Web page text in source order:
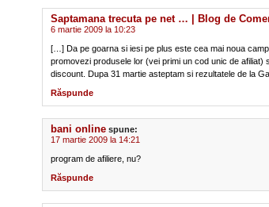
Saptamana trecuta pe net … | Blog de
6 martie 2009 la 10:23
[…] Da pe goarna si iesi pe plus este cea mai noua
promovezi produsele lor (vei primi un cod unic de
discount. Dupa 31 martie asteptam si rezultatele de la
Răspunde
bani online spune:
17 martie 2009 la 14:21
program de afiliere, nu?
Răspunde